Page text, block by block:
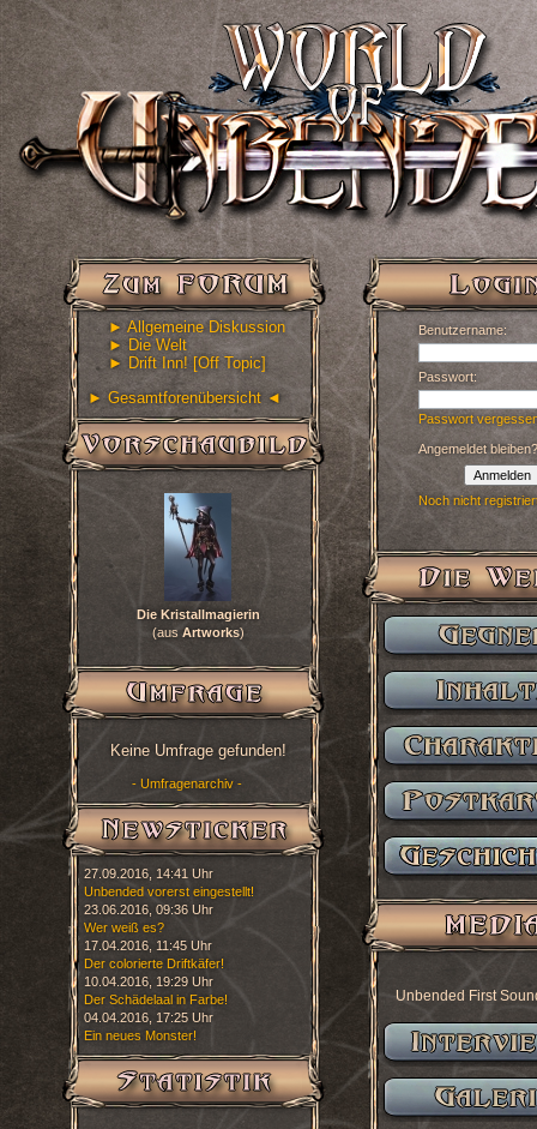
► Allgemeine Diskussion
► Die Welt
► Drift Inn! [Off Topic]
► Gesamtforenübersicht ◄
Die Kristallmagierin
(aus Artworks)
Keine Umfrage gefunden!
- Umfragenarchiv -
27.09.2016, 14:41 Uhr
Unbended vorerst eingestellt!
23.06.2016, 09:36 Uhr
Wer weiß es?
17.04.2016, 11:45 Uhr
Der colorierte Driftkäfer!
10.04.2016, 19:29 Uhr
Der Schädelaal in Farbe!
04.04.2016, 17:25 Uhr
Ein neues Monster!
Benutzername:
Passwort:
Passwort
Angemeldet bleiben?
Anmelden
Noch nicht
Unbended First